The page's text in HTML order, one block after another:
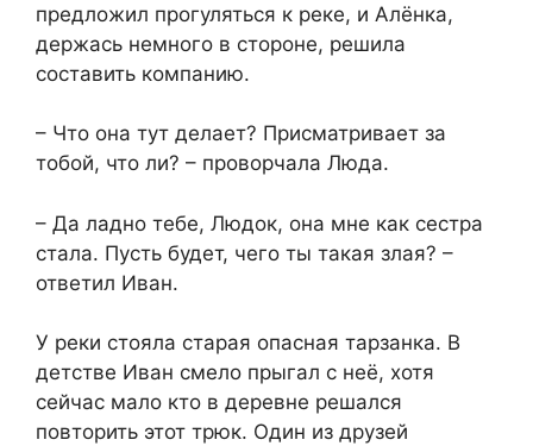
предложил прогуляться к реке, и Алёнка,
держась немного в стороне, решила
составить компанию.
– Что она тут делает? Присматривает за
тобой, что ли? – проворчала Люда.
– Да ладно тебе, Людок, она мне как сестра
стала. Пусть будет, чего ты такая злая? –
ответил Иван.
У реки стояла старая опасная тарзанка. В
детстве Иван смело прыгал с неё, хотя
сейчас мало кто в деревне решался
повторить этот трюк. Один из друзей